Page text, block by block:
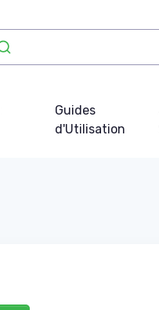
Guides
d'Utilisation